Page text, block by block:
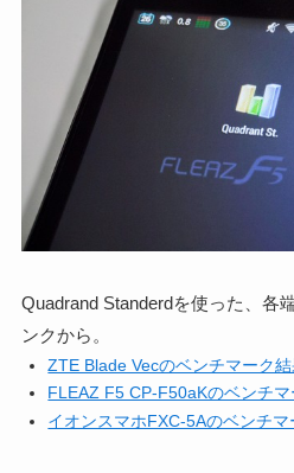
Quadrand Standerdを使った、各
ンクから。
ZTE Blade Vecのベンチマーク
FLEAZ F5 CP-F50aKのベンチ
イオンスマホFXC-5Aのベンチマ